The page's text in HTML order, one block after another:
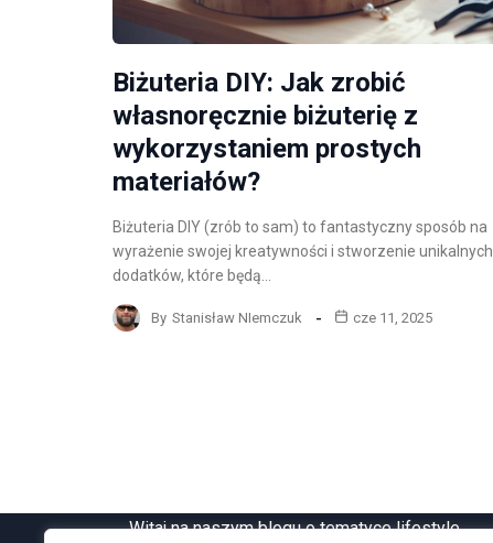
Biżuteria DIY: Jak zrobić
własnoręcznie biżuterię z
wykorzystaniem prostych
materiałów?
Biżuteria DIY (zrób to sam) to fantastyczny sposób na
wyrażenie swojej kreatywności i stworzenie unikalnych
dodatków, które będą…
By Stanisław NIemczuk cze 11, 2025
Witaj na naszym blogu o tematyce lifestyle,